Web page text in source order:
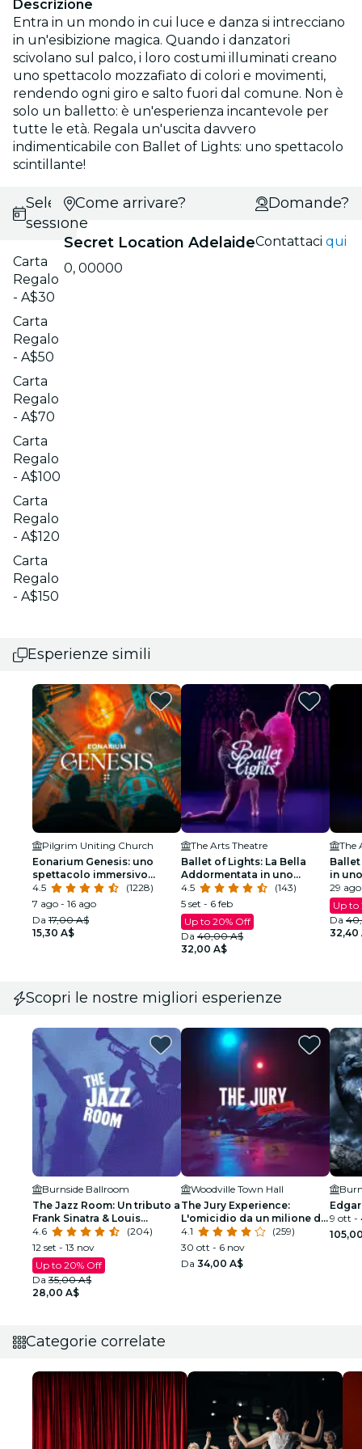
Descrizione
Entra in un mondo in cui luce e danza si intrecciano
in un'esibizione magica. Quando i danzatori
scivolano sul palco, i loro costumi illuminati creano
uno spettacolo mozzafiato di colori e movimenti,
rendendo ogni giro e salto fuori dal comune. Non è
solo un balletto: è un'esperienza incantevole per
tutte le età. Regala un'uscita davvero
indimenticabile con Ballet of Lights: uno spettacolo
scintillante!
Seleziona
sessione
Carta
Regalo
- A$30
Carta
Regalo
- A$50
Carta
Regalo
- A$70
Carta
Regalo
- A$100
Carta
Regalo
- A$120
Carta
Regalo
- A$150
Come arrivare?
Secret Location Adelaide
0, 00000
Domande?
Contattaciqui
Esperienze simili
Pilgrim Uniting Church
Eonarium Genesis: uno
spettacolo immersivo
presso Pilgrim Uniting
Church
4.5
(1228)
7 ago - 16 ago
Da 17,00 A$
15,30 A$
The Arts Theatre
Ballet of Lights: La Bella
Addormentata in uno
spettacolo scintillante
4.5
(143)
5 set - 6 feb
Up to 20% Off
Da 40,00 A$
32,00 A$
The
in
29 ago
Up to
Da
32,40
Scopri le nostre migliori esperienze
Burnside Ballroom
The Jazz Room: Un tributo a
Frank Sinatra & Louis
Armstrong
4.6
(204)
12 set - 13 nov
Up to 20% Off
Da 35,00 A$
28,00 A$
Woodville Town Hall
The Jury Experience:
L'omicidio da un milione di
dollari
4.1
(259)
30 ott - 6 nov
Da 34,00 A$
9 ott -
Categorie correlate